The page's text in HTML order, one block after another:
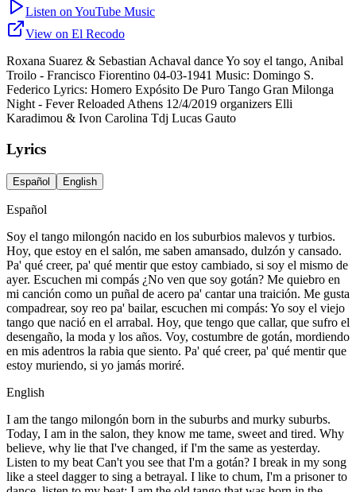
Listen on YouTube Music
View on El Recodo
Roxana Suarez & Sebastian Achaval dance Yo soy el tango, Anibal
Troilo - Francisco Fiorentino 04-03-1941 Music: Domingo S.
Federico Lyrics: Homero Expósito De Puro Tango Gran Milonga
Night - Fever Reloaded Athens 12/4/2019 organizers Elli
Karadimou & Ivon Carolina Tdj Lucas Gauto
Lyrics
Español English
Español
Soy el tango milongón nacido en los suburbios malevos y turbios.
Hoy, que estoy en el salón, me saben amansado, dulzón y cansado.
Pa' qué creer, pa' qué mentir que estoy cambiado, si soy el mismo de
ayer. Escuchen mi compás ¿No ven que soy gotán? Me quiebro en
mi canción como un puñal de acero pa' cantar una traición. Me gusta
compadrear, soy reo pa' bailar, escuchen mi compás: Yo soy el viejo
tango que nació en el arrabal. Hoy, que tengo que callar, que sufro el
desengaño, la moda y los años. Voy, costumbre de gotán, mordiendo
en mis adentros la rabia que siento. Pa' qué creer, pa' qué mentir que
estoy muriendo, si yo jamás moriré.
English
I am the tango milongón born in the suburbs and murky suburbs.
Today, I am in the salon, they know me tame, sweet and tired. Why
believe, why lie that I've changed, if I'm the same as yesterday.
Listen to my beat Can't you see that I'm a gotán? I break in my song
like a steel dagger to sing a betrayal. I like to chum, I'm a prisoner to